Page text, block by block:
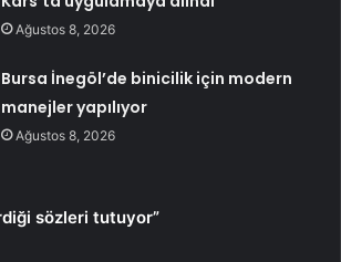
Ağustos 8, 2026
Bursa İnegöl’de binicilik için modern
manejler yapılıyor
Ağustos 8, 2026
sözleri tutuyor”